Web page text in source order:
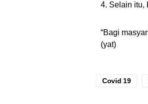
4. Selain itu,
“Bagi
(yat)
Covid 19